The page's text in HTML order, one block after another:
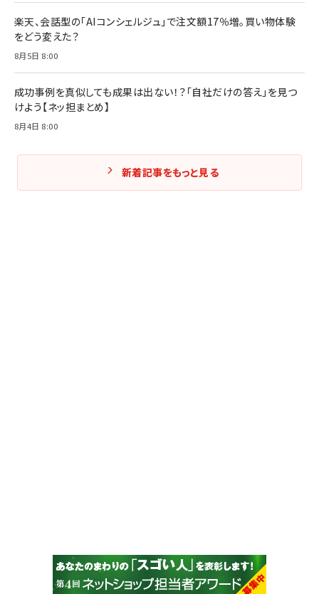
楽天、会話型の「AIコンシェルジュ」で注文額17％増。買い物体験
をどう変えた？
8月5日 8:00
成功事例を真似しても成果は出ない！？「自社だけの答え」を見つ
けよう【ネッ担まとめ】
8月4日 8:00
新着記事をもっと見る